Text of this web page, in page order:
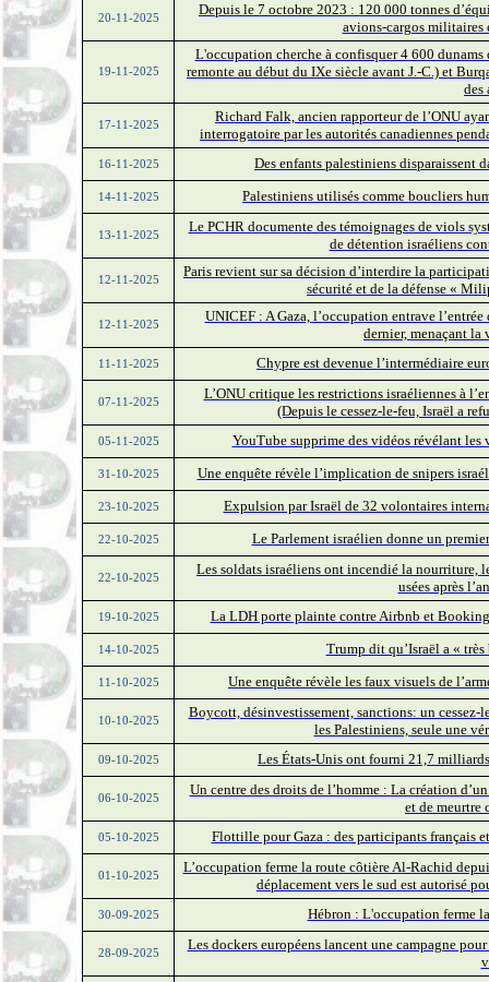
20-11-2025
Depuis le 7 octobre 2023 : 120 000 tonnes
avions-cargos militaires
19-11-2025
L'occupation cherche à confisquer 4 600
remonte au début du IXe siècle avant J.-C.) et
des
17-11-2025
Richard Falk, ancien rapporteur de l’ONU
interrogatoire par les autorités canadiennes
16-11-2025 Des enfants palestiniens disparaissent
14-11-2025 Palestiniens utilisés comme boucliers
13-11-2025
Le PCHR documente des témoignages de viols
de détention israéliens
12-11-2025
Paris revient sur sa décision d’interdire la
sécurité et de la défense «
12-11-2025
UNICEF : A Gaza, l’occupation entrave
dernier, menaçant la
11-11-2025 Chypre est devenue l’intermédiaire
07-11-2025
L’ONU critique les restrictions israéliennes à
(Depuis le cessez-le-feu, Israël a
05-11-2025 YouTube supprime des vidéos révélant
31-10-2025 Une enquête révèle l’implication de snipers
23-10-2025 Expulsion par Israël de 32 volontaires
22-10-2025 Le Parlement israélien donne un
22-10-2025
Les soldats israéliens ont incendié la nourriture,
usées après
19-10-2025 La LDH porte plainte contre Airbnb et
14-10-2025 Trump dit qu’Israël a «
11-10-2025 Une enquête révèle les faux visuels de
10-10-2025
Boycott, désinvestissement, sanctions: un
les Palestiniens, seule une
09-10-2025 Les États-Unis ont fourni 21,7
06-10-2025
Un centre des droits de l’homme : La création
et de meurtre
05-10-2025 Flottille pour Gaza : des participants français
01-10-2025
L’occupation ferme la route côtière Al-Rachid
déplacement vers le sud est autorisé
30-09-2025 Hébron : L'occupation ferme
28-09-2025
Les dockers européens lancent une campagne